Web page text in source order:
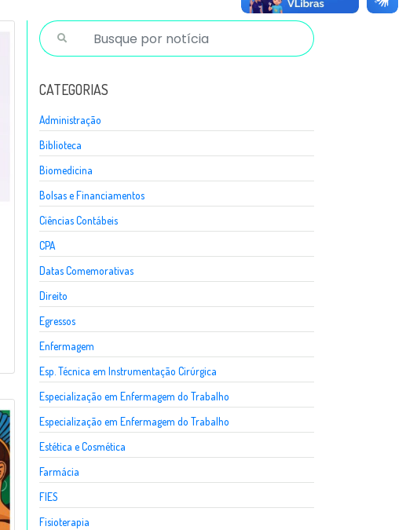
CATEGORIAS
Administração
Biblioteca
Biomedicina
Bolsas e Financiamentos
Ciências Contábeis
CPA
Datas Comemorativas
Direito
Egressos
Enfermagem
Esp. Técnica em Instrumentação Cirúrgica
Especialização em Enfermagem do Trabalho
Especialização em Enfermagem do Trabalho
Estética e Cosmética
Farmácia
FIES
Fisioterapia